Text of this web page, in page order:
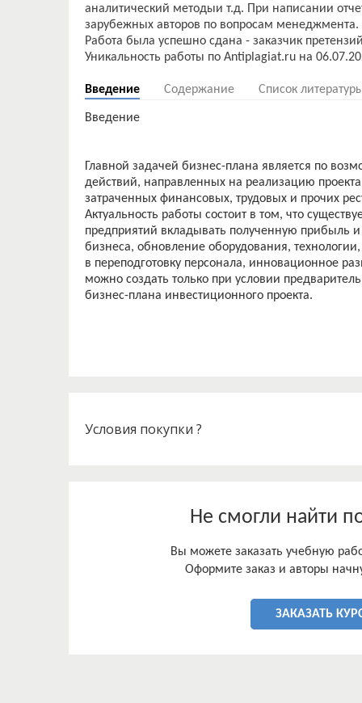
аналитический методыи т.д. При написании
зарубежных авторов по вопросам менеджмента.
Работа была успешно сдана - заказчик
Введение Содержание Список
Введение
Главной задачей бизнес-плана является по
действий, направленных на реализацию
затраченных финансовых, трудовых и прочих
Актуальность работы состоит в том, что
предприятий вкладывать полученную прибыль
бизнеса, обновление оборудования,
в переподготовку персонала, инновационное
можно создать только при условии
бизнес-плана инвестиционного проекта.
Условия покупки ?
Не смогли найти
Вы можете заказать учебную
Оформите заказ и авторы
ЗАКАЗАТЬ